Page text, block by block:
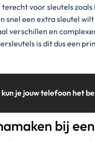
voor sleutels
snel een extra sleutel
verschillen en
is dit dus een
je jouw telefoon het
bij